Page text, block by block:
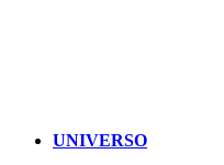
UNIVERSO